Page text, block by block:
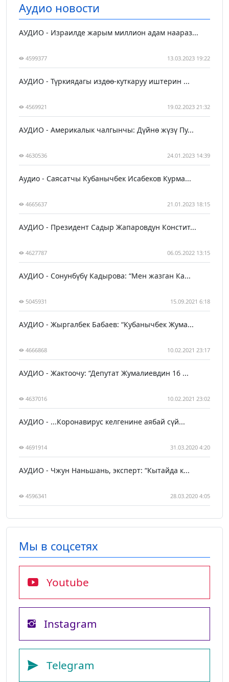
Аудио новости
АУДИО - Израилде жарым миллион адам наараз...
4599377 13.03.2023 19:22
АУДИО - Түркиядагы издөө-куткаруу иштерин ...
4569921 19.02.2023 21:32
АУДИО - Америкалык чалгынчы: Дүйнө жүзү Пу...
4630536 24.01.2023 14:39
Аудио - Саясатчы Кубанычбек Исабеков Курма...
4665637 21.01.2023 18:15
АУДИО - Президент Садыр Жапаровдун Констит...
4627787 06.05.2022 13:15
АУДИО - Сонунбүбү Кадырова: “Мен жазган Ка...
5045931 15.09.2021 6:18
АУДИО - Жыргалбек Бабаев: “Кубанычбек Жума...
4666868 10.02.2021 23:17
АУДИО - Жактоочу: “Депутат Жумалиевдин 16 ...
4637016 10.02.2021 23:02
АУДИО - ...Коронавирус келгенине аябай сүй...
4691914 31.03.2020 4:20
АУДИО - Чжун Наньшань, эксперт: “Кытайда к...
4596341 28.03.2020 4:05
Мы в соцсетях
Youtube
Instagram
Telegram